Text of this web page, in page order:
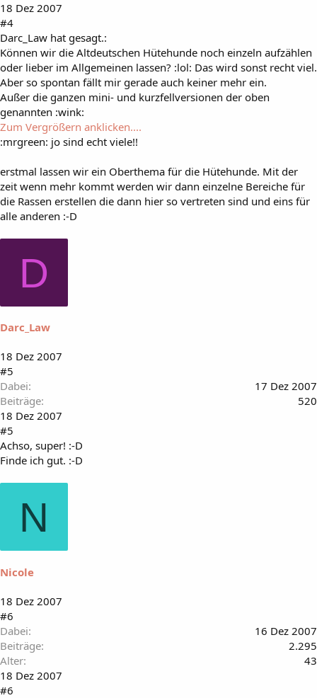
18 Dez 2007
#4
Darc_Law hat gesagt.:
Können wir die Altdeutschen Hütehunde noch einzeln aufzählen
oder lieber im Allgemeinen lassen? :lol: Das wird sonst recht viel.
Aber so spontan fällt mir gerade auch keiner mehr ein.
Außer die ganzen mini- und kurzfellversionen der oben
genannten :wink:
Zum Vergrößern anklicken....
:mrgreen: jo sind echt viele!!
erstmal lassen wir ein Oberthema für die Hütehunde. Mit der
zeit wenn mehr kommt werden wir dann einzelne Bereiche für
die Rassen erstellen die dann hier so vertreten sind und eins für
alle anderen :-D
D
Darc_Law
18 Dez 2007
#5
Dabei
17 Dez 2007
Beiträge
520
18 Dez 2007
#5
Achso, super! :-D
Finde ich gut. :-D
N
Nicole
18 Dez 2007
#6
Dabei
16 Dez 2007
Beiträge
2.295
Alter
43
18 Dez 2007
#6